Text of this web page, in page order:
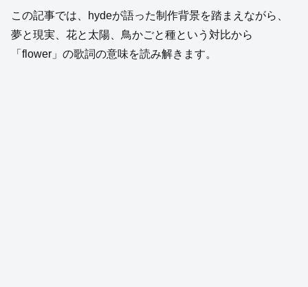
この記事では、hydeが語った制作背景を踏まえながら、
夢と現実、花と太陽、鳥かごと種という対比から
「flower」の歌詞の意味を読み解きます。